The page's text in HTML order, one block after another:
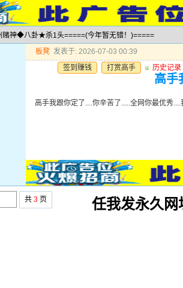
赌神◆八卦★杀1头=====(今年暂无错！)=====
板凳 发表于: 2026-07-03 00:39
签到赚钱
打赏高手 u 历史记录
高手
高手我跟你定了....你辛苦了.....全网你最优秀
共 3 页 任我发永久网